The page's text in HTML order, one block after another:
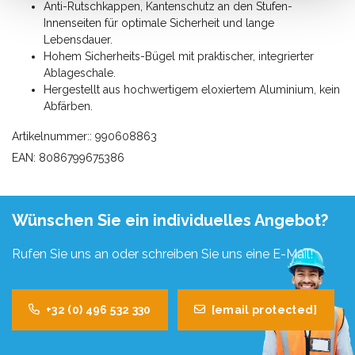
Anti-Rutschkappen, Kantenschutz an den Stufen-
Innenseiten für optimale Sicherheit und lange
Lebensdauer.
Hohem Sicherheits-Bügel mit praktischer, integrierter
Ablageschale.
Hergestellt aus hochwertigem eloxiertem Aluminium, kein
Abfärben.
Artikelnummer:: 990608863
EAN: 8086799675386
Wünschen Sie ein individuelles Angebot?
Rufen Sie uns an oder schreiben Sie uns eine E-Mail!
+32 (0) 496 532 330 [email protected]